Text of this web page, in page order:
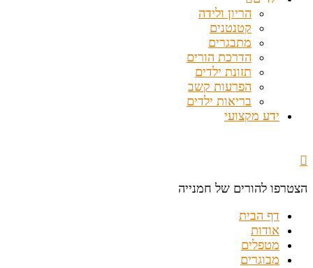
הריון ולידה
קטנטנים
מתבגרים
הדרכת הורים
תזונת ילדים
הפרעות קשב
בריאות ילדים
ידע מקצועי
הצטרפו להורים של חמנייה
דף הבית
אודות
מטפלים
מבוגרים